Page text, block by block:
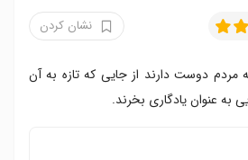
نشان کردن
دوست دارند از جایی که تازه به آن
به عنوان یادگاری بخرند.